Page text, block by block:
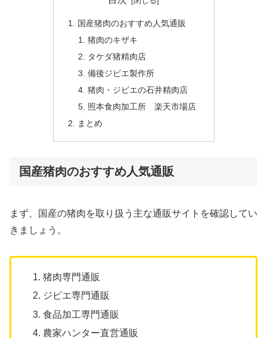
国産猪肉のおすすめ人気通販
猪肉のキザキ
タケダ猪精肉店
備後ジビエ製作所
猪肉・ジビエの石井精肉店
照本食肉加工所 楽天市場店
まとめ
国産猪肉のおすすめ人気通販
まず、国産の猪肉を取り扱う主な通販サイトを確認してい
きましょう。
猪肉専門通販
ジビエ専門通販
食品加工専門通販
農家ハンター直営通販